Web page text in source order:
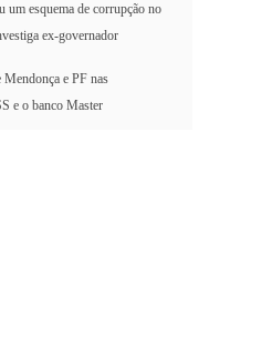
esquema de corrupção no
ex-governador
Mendonça e PF nas
e o banco Master